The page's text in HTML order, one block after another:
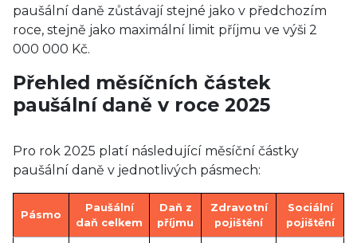
paušální daně zůstávají stejné jako v předchozím
roce, stejně jako maximální limit příjmu ve výši 2
000 000 Kč.
Přehled měsíčních částek
paušální daně v roce 2025
Pro rok 2025 platí následující měsíční částky
paušální daně v jednotlivých pásmech:
Pásmo
Paušální
daň celkem
Daň z
příjmu
Zdravotní
pojištění
Sociální
pojištění